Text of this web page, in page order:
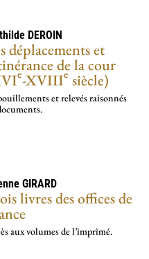
DEROIN
déplacements et
de la cour
e-XVIIIe siècle)
et relevés raisonnés
GIRARD
livres des offices de
aux volumes de l’imprimé.